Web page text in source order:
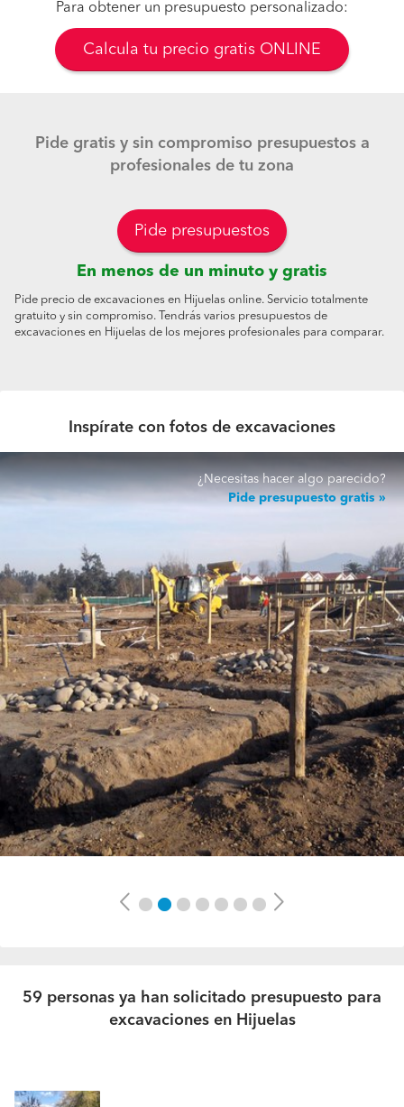
Para obtener un presupuesto personalizado:
Calcula tu precio gratis ONLINE
Pide gratis y sin compromiso presupuestos a
profesionales de tu zona
Pide presupuestos
En menos de un minuto y gratis
Pide precio de excavaciones en Hijuelas online. Servicio totalmente
gratuito y sin compromiso. Tendrás varios presupuestos de
excavaciones en Hijuelas de los mejores profesionales para comparar.
Inspírate con fotos de excavaciones
¿Necesitas hacer algo parecido?
Pide presupuesto gratis
Previous Next
59 personas ya han solicitado presupuesto para
excavaciones en Hijuelas